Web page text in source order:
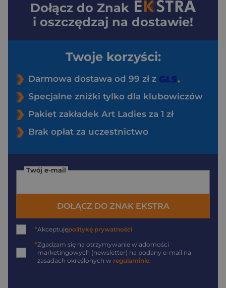
Dołącz do Znak
i oszczędzaj na dostawie!
Twoje korzyści:
Darmowa dostawa od 99 zł z
Specjalne zniżki tylko dla klubowiczów
Pakiet zakładek Art Ladies za 1 zł
Brak opłat za uczestnictwo
Twój e-mail
DOŁĄCZ DO ZNAK EKSTRA
*Akceptujępolitykę prywatności
*Zgadzam się na otrzymywanie wiadomości
marketingowych (newsletter) na podany e-mail na
zasadach określonych w regulaminie.